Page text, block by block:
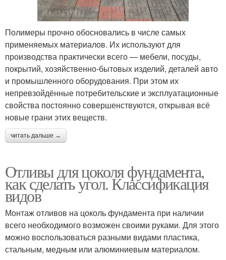
Полимеры прочно обосновались в числе самых
применяемых материалов. Их используют для
производства практически всего — мебели, посуды,
покрытий, хозяйственно-бытовых изделий, деталей авто
и промышленного оборудования. При этом их
непревзойдённые потребительские и эксплуатационные
свойства постоянно совершенствуются, открывая всё
новые грани этих веществ.
читать дальше →
Отливы для цоколя фундамента,
как сделать угол. Классификация
видов
Монтаж отливов на цоколь фундамента при наличии
всего необходимого возможен своими руками. Для этого
можно воспользоваться разными видами пластика,
стальным, медным или алюминиевым материалом.